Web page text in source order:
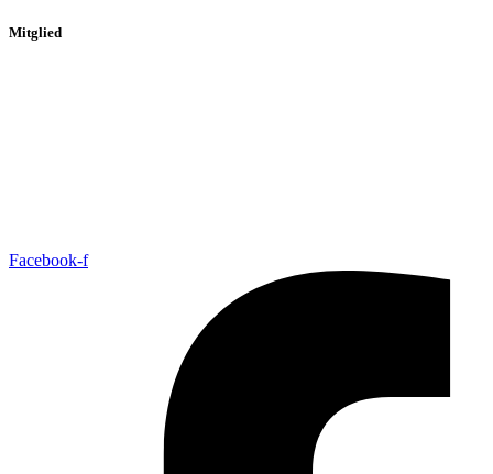
Mitglied
Facebook-f